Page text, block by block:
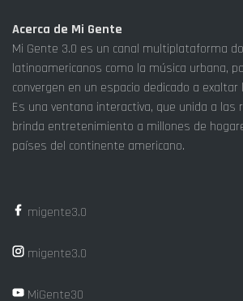
Acerca de Mi Gente
Mi Gente 3.0 es un canal multiplataforma
latinoamericanos como la música urbana,
convergen en un espacio dedicado a
Es una ventana interactiva, que unida a las
brinda entretenimiento a millones de
países del continente americano.
migente3.0
migente3.0
MiGente30